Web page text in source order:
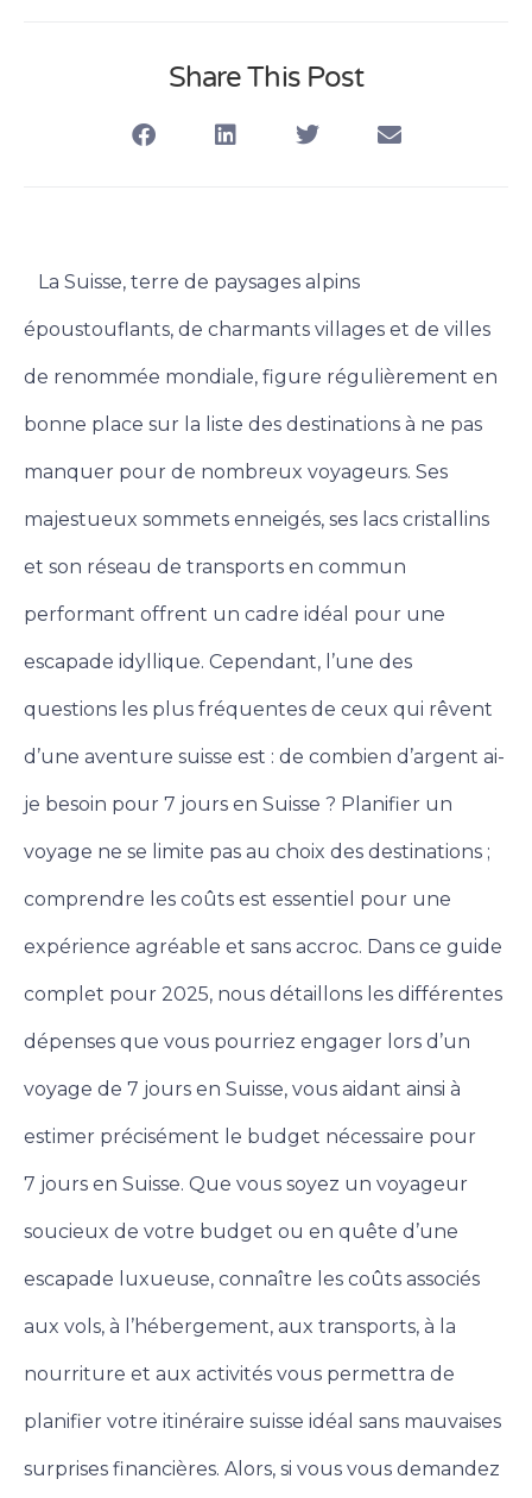
Share This Post
La Suisse, terre de paysages alpins
époustouflants, de charmants villages et de villes
de renommée mondiale, figure régulièrement en
bonne place sur la liste des destinations à ne pas
manquer pour de nombreux voyageurs. Ses
majestueux sommets enneigés, ses lacs cristallins
et son réseau de transports en commun
performant offrent un cadre idéal pour une
escapade idyllique. Cependant, l’une des
questions les plus fréquentes de ceux qui rêvent
d’une aventure suisse est : de combien d’argent ai-
je besoin pour 7 jours en Suisse ? Planifier un
voyage ne se limite pas au choix des destinations ;
comprendre les coûts est essentiel pour une
expérience agréable et sans accroc. Dans ce guide
complet pour 2025, nous détaillons les différentes
dépenses que vous pourriez engager lors d’un
voyage de 7 jours en Suisse, vous aidant ainsi à
estimer précisément le budget nécessaire pour
7 jours en Suisse. Que vous soyez un voyageur
soucieux de votre budget ou en quête d’une
escapade luxueuse, connaître les coûts associés
aux vols, à l’hébergement, aux transports, à la
nourriture et aux activités vous permettra de
planifier votre itinéraire suisse idéal sans mauvaises
surprises financières. Alors, si vous vous demandez